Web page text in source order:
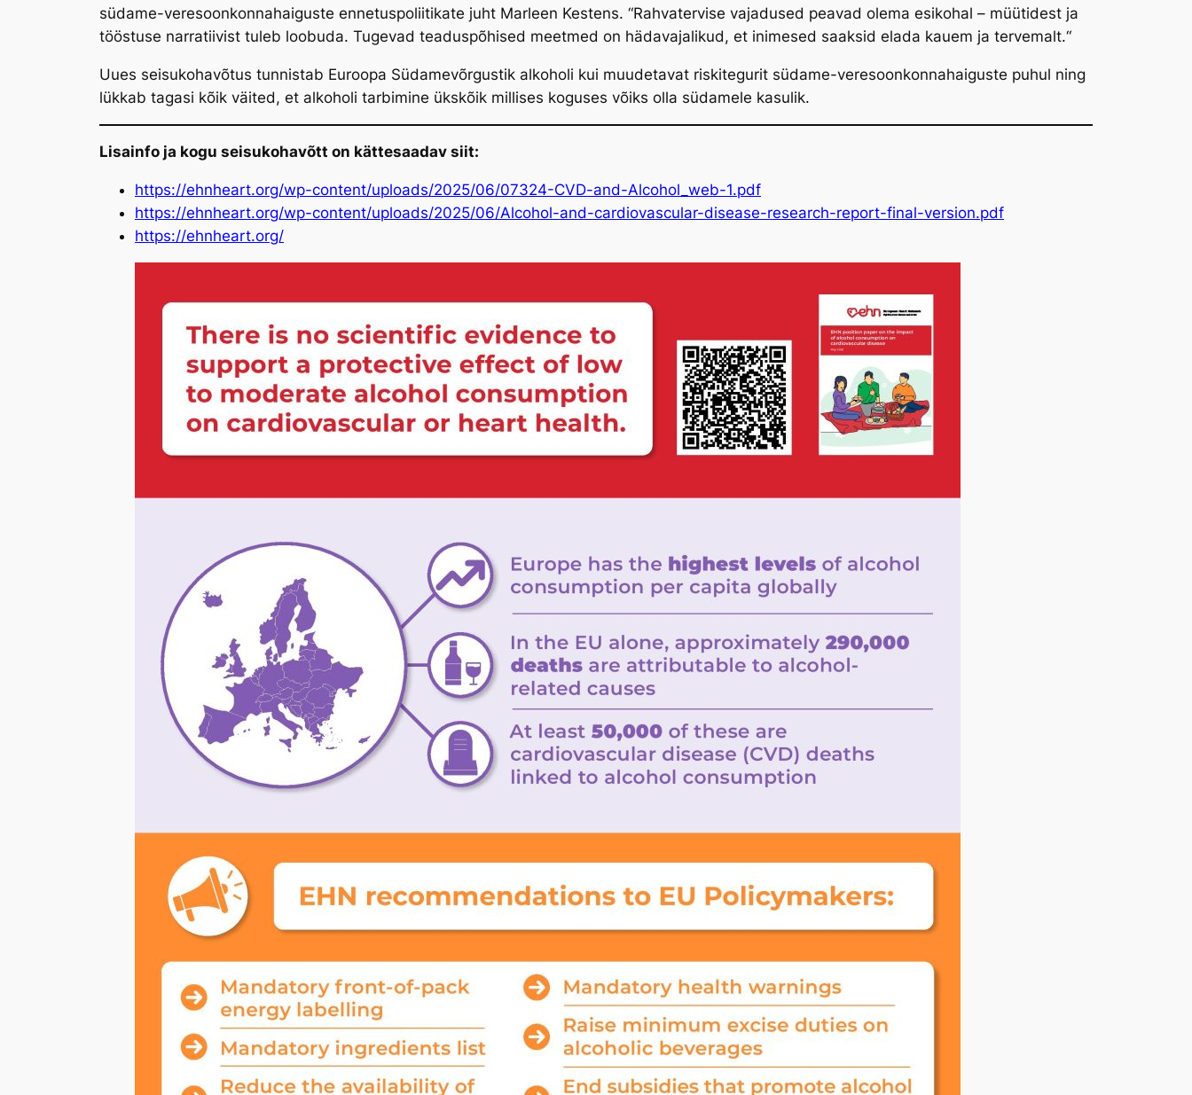
südame-veresoonkonnahaiguste ennetuspoliitikate juht Marleen Kestens. “Rahvatervise vajadused peavad olema esikohal – müütidest ja
tööstuse narratiivist tuleb loobuda. Tugevad teaduspõhised meetmed on hädavajalikud, et inimesed saaksid elada kauem ja tervemalt.“
Uues seisukohavõtus tunnistab Euroopa Südamevõrgustik alkoholi kui muudetavat riskitegurit südame-veresoonkonnahaiguste puhul ning
lükkab tagasi kõik väited, et alkoholi tarbimine ükskõik millises koguses võiks olla südamele kasulik.
Lisainfo ja kogu seisukohavõtt on kättesaadav siit:
https://ehnheart.org/wp-content/uploads/2025/06/07324-CVD-and-Alcohol_web-1.pdf
https://ehnheart.org/wp-content/uploads/2025/06/Alcohol-and-cardiovascular-disease-research-report-final-version.pdf
https://ehnheart.org/